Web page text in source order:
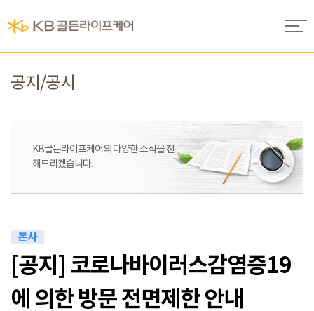
공지/공시
KB골든라이프케어의 다양한 소식을 전
해드리겠습니다.
본사
[공지] 코로나바이러스감염증19
에 의한 방문 전면제한 안내